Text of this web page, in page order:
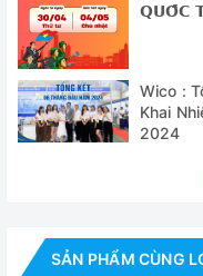
Dung tích 88
Hệ thống điều
khiển nhiệt độ
Dải nhiệt độ
±
nhiệt độ
± 2
𝗤𝗨𝗢̂́𝗖
Wico :
Khai
2024
SẢN PHẨM CÙNG